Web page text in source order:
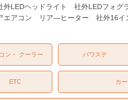
LEDヘッドライト 社外LEDフォ
アコン リア―ヒーター 社外16イ
ン・ クーラー パワステ
ETC カー